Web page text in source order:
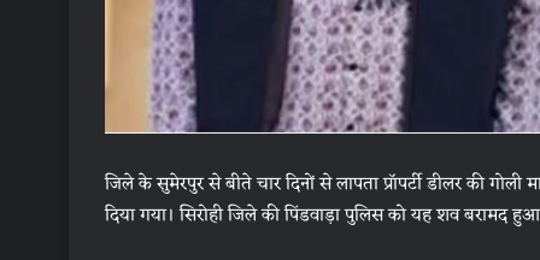
जिले के सुमेरपुर से बीते चार दिनों से लापता प्रॉपर्टी डीलर की
दिया गया। सिरोही जिले की पिंडवाड़ा पुलिस को यह शव बरामद